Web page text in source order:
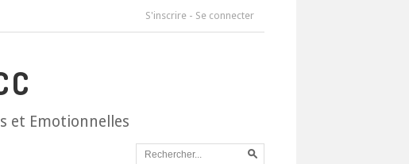
S'inscrire - Se connecter
et Emotionnelles